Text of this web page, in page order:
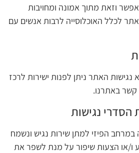
וזאת מתוך אמונה ומחויבות
לכלל האוכלוסייה לרבות אנשים עם
האתר ניתן לפנות ישירות לרכז
קשר באתרנו.
הסדרי נגישות
הפיזי למתן שירות נגיש ונשמח
ו/או הצעות שיפור על מנת לשפר את